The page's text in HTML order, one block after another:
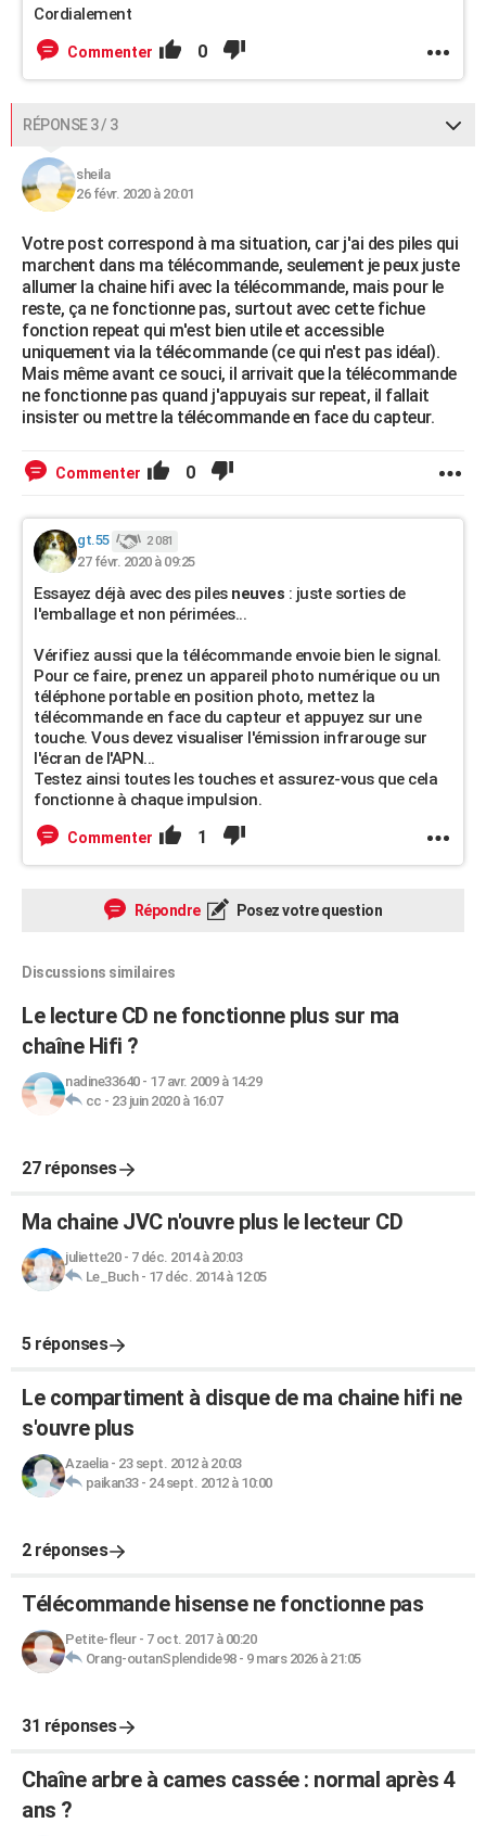
Cordialement
Commenter 0
RÉPONSE 3 / 3
sheila
26 févr. 2020 à 20:01
Votre post correspond à ma situation, car j'ai des piles qui
marchent dans ma télécommande, seulement je peux juste
allumer la chaine hifi avec la télécommande, mais pour le
reste, ça ne fonctionne pas, surtout avec cette fichue
fonction repeat qui m'est bien utile et accessible
uniquement via la télécommande (ce qui n'est pas idéal).
Mais même avant ce souci, il arrivait que la télécommande
ne fonctionne pas quand j'appuyais sur repeat, il fallait
insister ou mettre la télécommande en face du capteur.
Commenter 0
gt.55 2 081
27 févr. 2020 à 09:25
Essayez déjà avec des piles neuves : juste sorties de
l'emballage et non périmées...
Vérifiez aussi que la télécommande envoie bien le signal.
Pour ce faire, prenez un appareil photo numérique ou un
téléphone portable en position photo, mettez la
télécommande en face du capteur et appuyez sur une
touche. Vous devez visualiser l'émission infrarouge sur
l'écran de l'APN...
Testez ainsi toutes les touches et assurez-vous que cela
fonctionne à chaque impulsion.
Commenter 1
Répondre Posez votre question
Discussions similaires
Le lecture CD ne fonctionne plus sur ma
chaîne Hifi ?
nadine33640- 17 avr. 2009 à 14:29
cc - 23 juin 2020 à 16:07
27 réponses
Ma chaine JVC n'ouvre plus le lecteur CD
juliette20- 7 déc. 2014 à 20:03
Le_Buch- 17 déc. 2014 à 12:05
5 réponses
Le compartiment à disque de ma chaine hifi ne
s'ouvre plus
Azaelia- 23 sept. 2012 à 20:03
paikan33- 24 sept. 2012 à 10:00
2 réponses
Télécommande hisense ne fonctionne pas
Petite-fleur- 7 oct. 2017 à 00:20
Orang-outanSplendide98- 9 mars 2026 à 21:05
31 réponses
Chaîne arbre à cames cassée : normal après 4
ans ?